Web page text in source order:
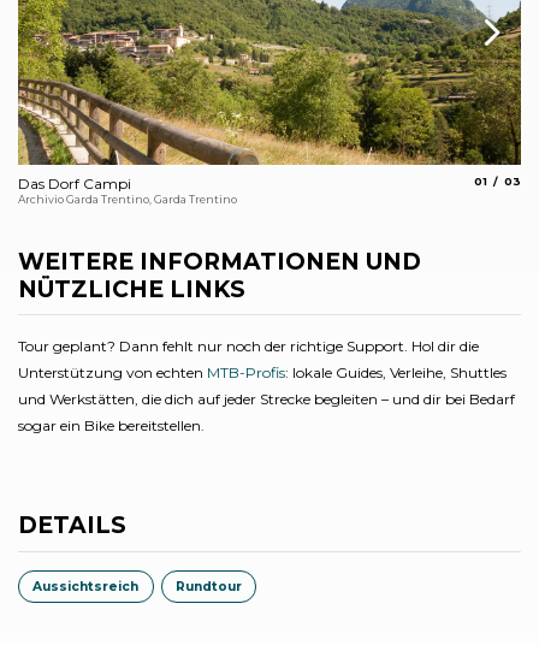
Das Dorf Campi
Archivio Garda Trentino, Garda Trentino
01 03
WEITERE INFORMATIONEN UND
NÜTZLICHE LINKS
Tour geplant? Dann fehlt nur noch der richtige Support. Hol dir die
Unterstützung von echten MTB-Profis: lokale Guides, Verleihe, Shuttles
und Werkstätten, die dich auf jeder Strecke begleiten – und dir bei Bedarf
sogar ein Bike bereitstellen.
DETAILS
Aussichtsreich Rundtour